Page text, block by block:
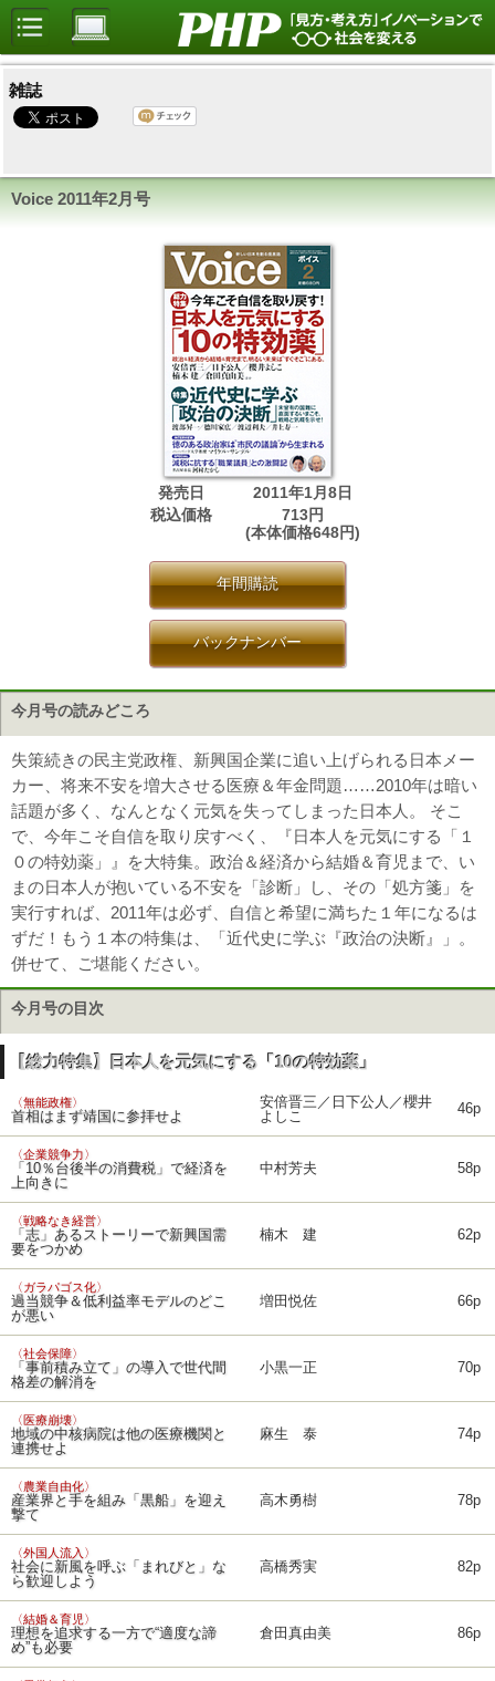
雑誌
Voice 2011年2月号
発売日
2011年1月8日
税込価格
713円
(本体価格648円)
年間購読
バックナンバー
今月号の読みどころ
失策続きの民主党政権、新興国企業に追い上げられる日本メー
カー、将来不安を増大させる医療＆年金問題……2010年は暗い
話題が多く、なんとなく元気を失ってしまった日本人。 そこ
で、今年こそ自信を取り戻すべく、『日本人を元気にする「１
０の特効薬」』を大特集。政治＆経済から結婚＆育児まで、い
まの日本人が抱いている不安を「診断」し、その「処方箋」を
実行すれば、2011年は必ず、自信と希望に満ちた１年になるは
ずだ！もう１本の特集は、「近代史に学ぶ『政治の決断』」。
併せて、ご堪能ください。
今月号の目次
【総力特集】日本人を元気にする「10の特効薬」
〈無能政権〉
首相はまず靖国に参拝せよ
安倍晋三／日下公人／櫻井
よしこ
46p
〈企業競争力〉
「10％台後半の消費税」で経済を
上向きに
中村芳夫 58p
〈戦略なき経営〉
「志」あるストーリーで新興国需
要をつかめ
楠木 建 62p
〈ガラパゴス化〉
過当競争＆低利益率モデルのどこ
が悪い
増田悦佐 66p
〈社会保障〉
「事前積み立て」の導入で世代間
格差の解消を
小黒一正 70p
〈医療崩壊〉
地域の中核病院は他の医療機関と
連携せよ
麻生 泰 74p
〈農業自由化〉
産業界と手を組み「黒船」を迎え
撃て
高木勇樹 78p
〈外国人流入〉
社会に新風を呼ぶ「まれびと」な
ら歓迎しよう
高橋秀実 82p
〈結婚＆育児〉
理想を追求する一方で“適度な諦
め”も必要
倉田真由美 86p